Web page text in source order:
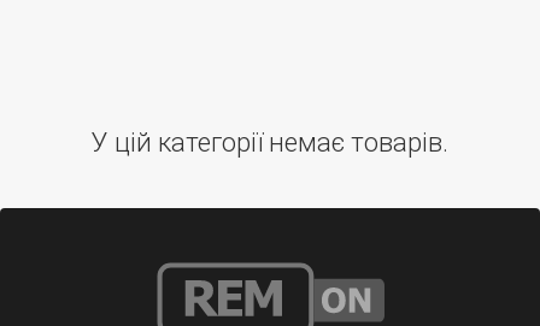
У цій категорії немає товарів.